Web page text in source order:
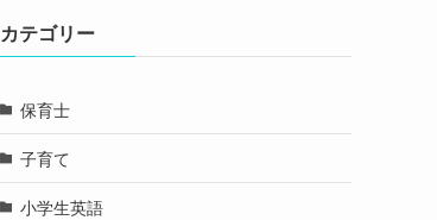
カテゴリー
保育士
子育て
小学生英語